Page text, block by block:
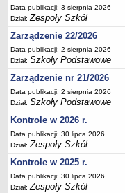
Deklaracja dostępności
PORADNIE
Zespół Poradni
BIURO FINANSÓW OŚWIATY
Dane podstawowe
Statut
Majątek
Ogłoszenia
Zarządzenia
Rejestry, ewidencje,
Data publikacji: 3 sierpnia 2026
Dział:Zespoły Szkół
Zarządzenie 22/2026
Data publikacji: 2 sierpnia 2026
Dział:Szkoły Podstawowe
Zarządzenie nr 21/2026
Data publikacji: 2 sierpnia 2026
Dział:Szkoły Podstawowe
Kontrole w 2026 r.
Data publikacji: 30 lipca 2026
Dział:Zespoły Szkół
Kontrole w 2025 r.
Data publikacji: 30 lipca 2026
Dział:Zespoły Szkół